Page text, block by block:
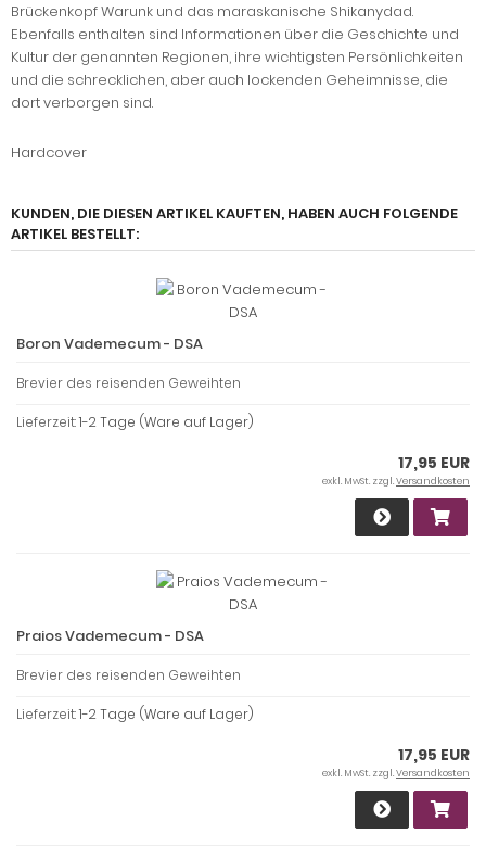
Brückenkopf Warunk und das maraskanische Shikanydad.
Ebenfalls enthalten sind Informationen über die Geschichte und
Kultur der genannten Regionen, ihre wichtigsten Persönlichkeiten
und die schrecklichen, aber auch lockenden Geheimnisse, die
dort verborgen sind.
Hardcover
KUNDEN, DIE DIESEN ARTIKEL KAUFTEN, HABEN AUCH FOLGENDE
ARTIKEL BESTELLT:
Boron Vademecum - DSA
Brevier des reisenden Geweihten
Lieferzeit:1-2 Tage (Ware auf Lager)
17,95 EUR
exkl. MwSt. zzgl.Versandkosten
Praios Vademecum - DSA
Brevier des reisenden Geweihten
Lieferzeit:1-2 Tage (Ware auf Lager)
17,95 EUR
exkl. MwSt. zzgl.Versandkosten